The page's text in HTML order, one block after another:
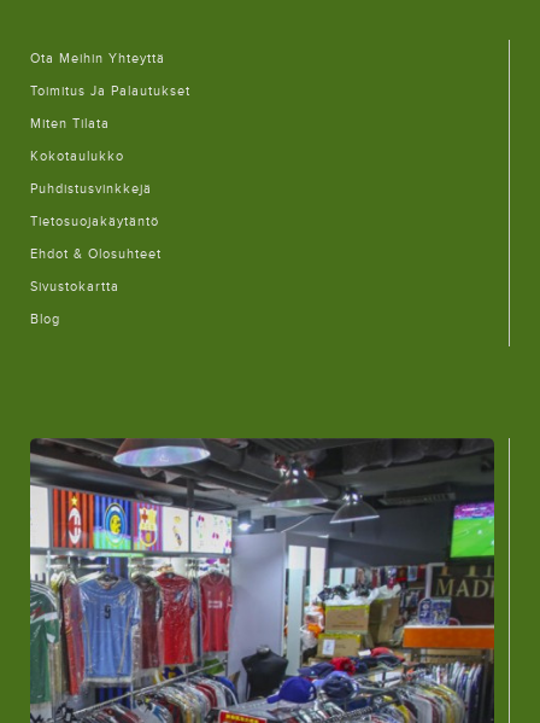
Ota Meihin Yhteyttä
Toimitus Ja Palautukset
Miten Tilata
Kokotaulukko
Puhdistusvinkkejä
Tietosuojakäytäntö
Ehdot & Olosuhteet
Sivustokartta
Blog